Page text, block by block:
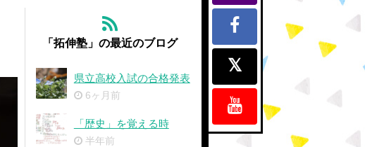
「拓伸塾」の最近のブログ
県立高校入試の合格発表
6ヶ月前
「歴史」を覚える時
半年前